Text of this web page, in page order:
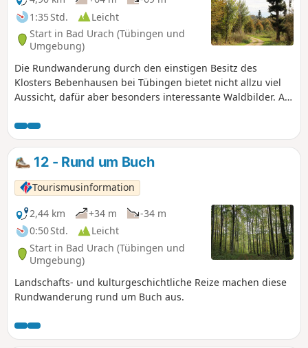
1:35 Std.
Leicht
Start in Bad Urach (Tübingen und
Umgebung)
Die Rundwanderung durch den einstigen Besitz des
Klosters Bebenhausen bei Tübingen bietet nicht allzu viel
Aussicht, dafür aber besonders interessante Waldbilder. An
Schatten. Die Wege sind auch bei feuchter Witterung
bequem zu begehen und größere Steigungen gilt es nicht
zu überwinden.
12 - Rund um Buch
Tourismusinformation
2,44 km
+34 m
-34 m
0:50 Std.
Leicht
Start in Bad Urach (Tübingen und
Umgebung)
Landschafts- und kulturgeschichtliche Reize machen diese
Rundwanderung rund um Buch aus.